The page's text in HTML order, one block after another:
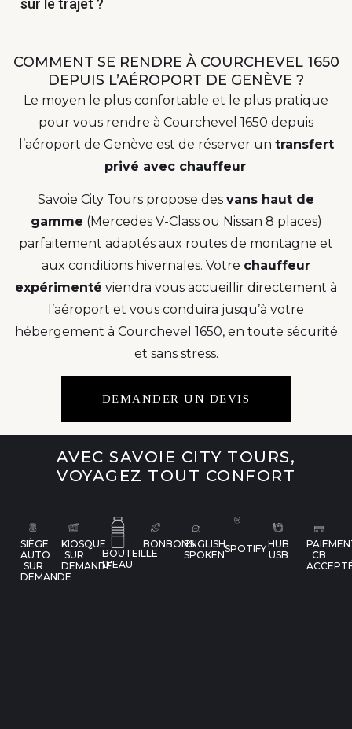
COMMENT SE RENDRE À COURCHEVEL 1650
DEPUIS L’AÉROPORT DE GENÈVE ?
Le moyen le plus confortable et le plus pratique
pour vous rendre à Courchevel 1650 depuis
l’aéroport de Genève est de réserver un transfert
privé avec chauffeur.
Savoie City Tours propose des vans haut de
gamme (Mercedes V-Class ou Nissan 8 places)
parfaitement adaptés aux routes de montagne et
aux conditions hivernales. Votre chauffeur
expérimenté viendra vous accueillir directement à
l’aéroport et vous conduira jusqu’à votre
hébergement à Courchevel 1650, en toute sécurité
et sans stress.
DEMANDER UN DEVIS
AVEC SAVOIE CITY TOURS,
VOYAGEZ TOUT CONFORT
SIÈGE
AUTO
SUR
DEMANDE
KIOSQUE
SUR
DEMANDE
BOUTEILLE
D'EAU
BONBONSENGLISH
SPOKEN
SPOTIFYHUB
USB
CB